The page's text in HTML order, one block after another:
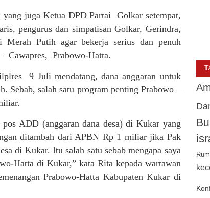
juga Ketua DPD Partai Golkar setempat,
pengurus dan simpatisan Golkar, Gerindra,
Putih agar bekerja serius dan penuh
Cawapres, Prabowo-Hatta.
9 Juli mendatang, dana anggaran untuk
Sebab, salah satu program penting Prabowo –
ADD (anggaran dana desa) di Kukar yang
ditambah dari APBN Rp 1 miliar jika Pak
di Kukar. Itu salah satu sebab mengapa saya
Hatta di Kukar,” kata Rita kepada wartawan
Prabowo-Hatta Kabupaten Kukar di